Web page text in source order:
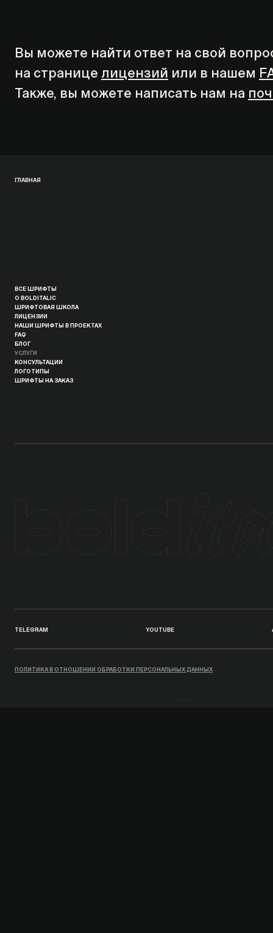
Вы можете найти ответ на свой
на странице лицензий или в нашем
Также, вы можете написать нам на
ГЛАВНАЯ
ВСЕ ШРИФТЫ
О BOLDITALIC
ШРИФТОВАЯ ШКОЛА
ЛИЦЕНЗИИ
НАШИ ШРИФТЫ В ПРОЕКТАХ
FAQ
БЛОГ
УСЛУГИ
КОНСУЛЬТАЦИИ
ЛОГОТИПЫ
ШРИФТЫ НА ЗАКАЗ
TELEGRAM YOUTUBE
ПОЛИТИКА В ОТНОШЕНИИ ОБРАБОТКИ ПЕРСОНАЛЬНЫХ ДАННЫХ